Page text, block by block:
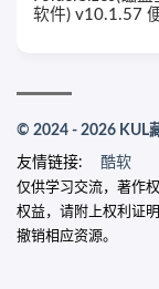
软件) v10.1.57
© 2024 - 2026 KUL
友情链接: 酷软
仅供学习交流，著作
权益，请附上权利证
撤销相应资源。